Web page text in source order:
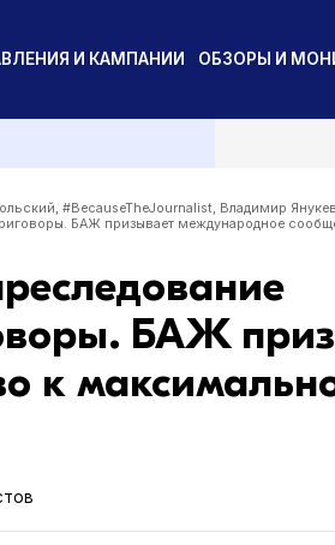
И КАМПАНИИ ОБЗОРЫ И
,#BecauseTheJournalist, Владимир
БАЖ призывает международное
БАЖ
к